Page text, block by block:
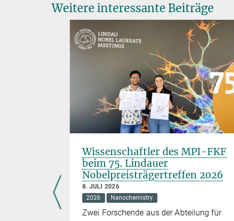
Weitere interessante Beiträge
Wissenschaftler des MPI-FKF
beim 75. Lindauer
Nobelpreisträgertreffen 2026
8. JULI 2026
2026
Nanochemistry
Zwei Forschende aus der Abteilung für